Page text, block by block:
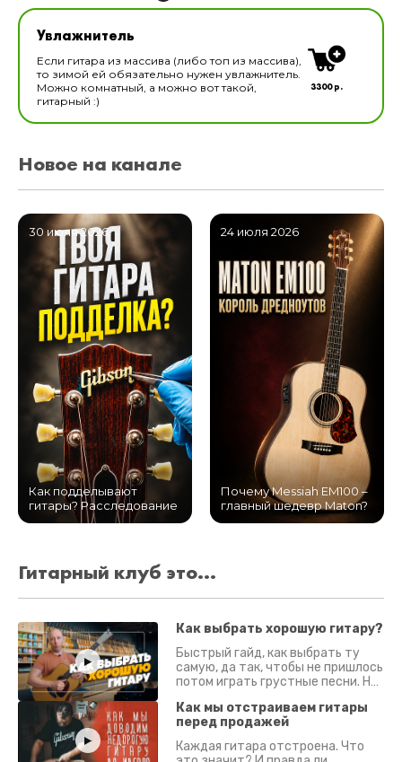
Увлажнитель для музыкальных инструментов
В наличии
Увлажнитель
Если гитара из массива (либо топ из массива),
то зимой ей обязательно нужен увлажнитель.
Можно комнатный, а можно вот такой,
гитарный :)
3300 р.
Новое на канале
30 июля 2026
Как подделывают
гитары? Расследование
24 июля 2026
Почему Messiah EM100 –
главный шедевр Maton?
Гитарный клуб это...
Как выбрать хорошую гитару?
Быстрый гайд, как выбрать ту
самую, да так, чтобы не пришлось
потом играть грустные песни. На
Как мы отстраиваем гитары
перед продажей
Каждая гитара отстроена. Что